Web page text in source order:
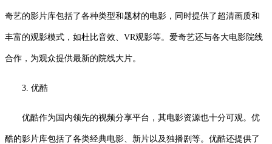
奇艺的影片库包括了各种类型和题材的电影，同时提供了超清画质和
丰富的观影模式，如杜比音效、VR观影等。爱奇艺还与各大电影院线
合作，为观众提供最新的院线大片。
3. 优酷
优酷作为国内领先的视频分享平台，其电影资源也十分可观。优
酷的影片库包括了各类经典电影、新片以及独播剧等。优酷还提供了